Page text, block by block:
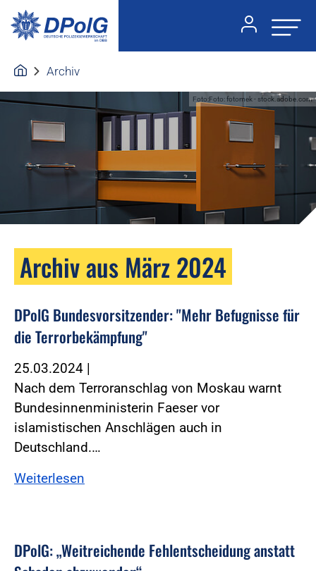
Archiv
Foto:Foto: fotomek - stock.adobe.com
Archiv aus März 2024
DPolG Bundesvorsitzender: "Mehr Befugnisse für
die Terrorbekämpfung"
25.03.2024 |
Nach dem Terroranschlag von Moskau warnt
Bundesinnenministerin Faeser vor
islamistischen Anschlägen auch in
Deutschland.…
Weiterlesen
DPolG: „Weitreichende Fehlentscheidung anstatt